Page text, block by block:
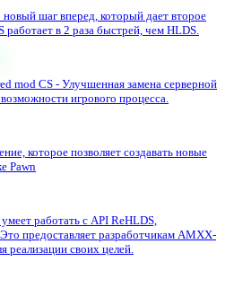
шаг вперед, который дает второе
в 2 раза быстрей, чем HLDS.
mod CS - Улучшенная замена серверной
игрового процесса.
которое позволяет создавать новые
Pawn
работать с API ReHLDS,
предоставляет разработчикам AMXX-
реализации своих целей.